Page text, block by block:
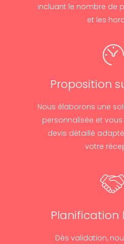
incluant le nombre de
et les
Proposition
Nous élaborons une
personnalisée et
devis détaillé
votre
Planification
Dès validation,